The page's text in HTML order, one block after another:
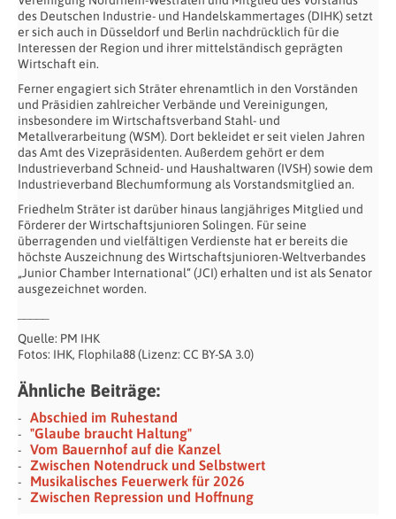
des Deutschen Industrie- und Handelskammertages (DIHK) setzt
er sich auch in Düsseldorf und Berlin nachdrücklich für die
Interessen der Region und ihrer mittelständisch geprägten
Wirtschaft ein.
Ferner engagiert sich Sträter ehrenamtlich in den Vorständen
und Präsidien zahlreicher Verbände und Vereinigungen,
insbesondere im Wirtschaftsverband Stahl- und
Metallverarbeitung (WSM). Dort bekleidet er seit vielen Jahren
das Amt des Vizepräsidenten. Außerdem gehört er dem
Industrieverband Schneid- und Haushaltwaren (IVSH) sowie dem
Industrieverband Blechumformung als Vorstandsmitglied an.
Friedhelm Sträter ist darüber hinaus langjähriges Mitglied und
Förderer der Wirtschaftsjunioren Solingen. Für seine
überragenden und vielfältigen Verdienste hat er bereits die
höchste Auszeichnung des Wirtschaftsjunioren-Weltverbandes
„Junior Chamber International“ (JCI) erhalten und ist als Senator
ausgezeichnet worden.
Quelle: PM IHK
Fotos: IHK, Flophila88 (Lizenz: CC BY-SA 3.0)
Ähnliche Beiträge:
Abschied im Ruhestand
"Glaube braucht Haltung"
Vom Bauernhof auf die Kanzel
Zwischen Notendruck und Selbstwert
Musikalisches Feuerwerk für 2026
Zwischen Repression und Hoffnung